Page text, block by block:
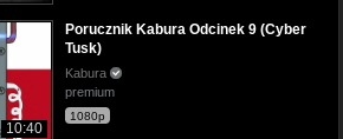
10:40
Porucznik Kabura Odcinek 9 (Cyber
Tusk)
Kabura
premium
1080p